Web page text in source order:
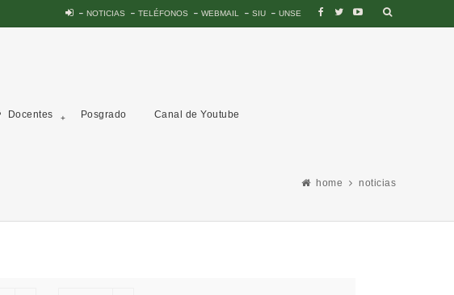
NOTICIAS TELÉFONOS WEBMAIL SIU UNSE
Docentes Posgrado Canal de Youtube
home noticias